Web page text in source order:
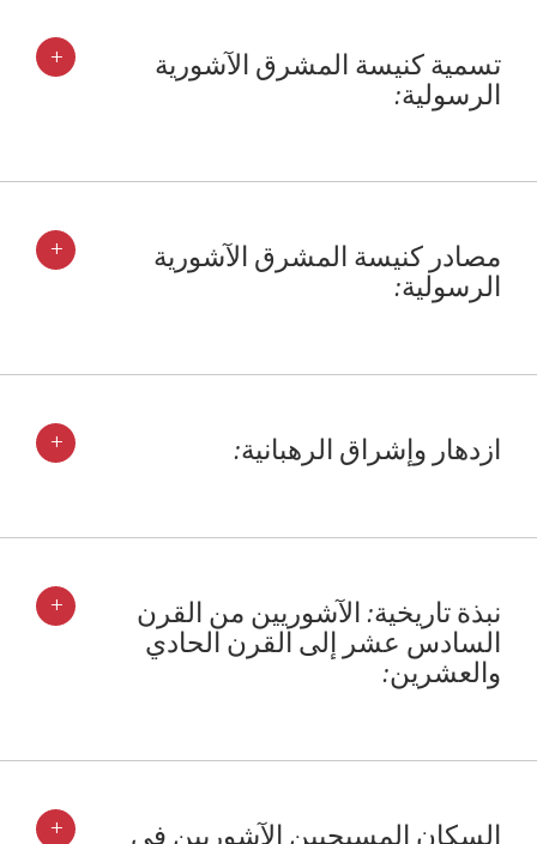
+ تسمية كنيسة المشرق الآشورية
الرسولية:
+ مصادر كنيسة المشرق الآشورية
الرسولية:
+ ازدهار وإشراق الرهبانية:
+ نبذة تاريخية: الآشوريين من القرن
السادس عشر إلى القرن الحادي
والعشرين:
+